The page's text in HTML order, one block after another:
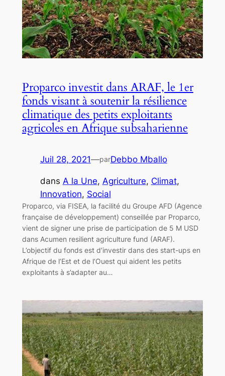
Proparco investit dans ARAF, le 1er
fonds visant à soutenir la résilience
climatique des petits exploitants
agricoles en Afrique subsaharienne
Juil 28, 2021—parDebbo Mballo
dans A la Une, Agriculture, Climat
Innovation, Social
Proparco, via FISEA, la facilité du Groupe AFD (Agence
française de développement) conseillée par Proparco,
vient de signer une prise de participation de 5 M USD
dans Acumen resilient agriculture fund (ARAF).
L’objectif du fonds est d’investir dans des start-ups en
Afrique de l’Est et de l’Ouest qui aident les petits
exploitants à s’adapter au…